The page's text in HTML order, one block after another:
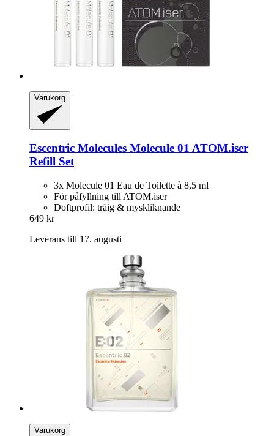
Varukorg
Escentric Molecules Molecule 01 ATOM.iser
Refill Set
3x Molecule 01 Eau de Toilette à 8,5 ml
För påfyllning till ATOM.iser
Doftprofil: träig & myskliknande
649 kr
Leverans till 17. augusti
Varukorg